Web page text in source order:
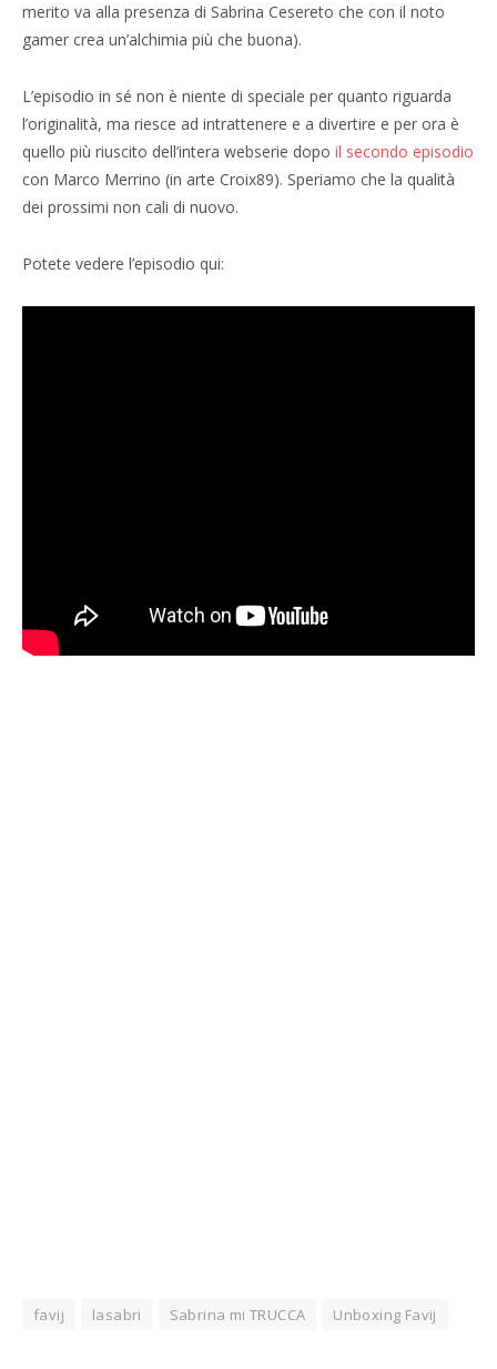
merito va alla presenza di Sabrina Cesereto che con il noto
gamer crea un’alchimia più che buona).
L’episodio in sé non è niente di speciale per quanto riguarda
l’originalità, ma riesce ad intrattenere e a divertire e per ora è
quello più riuscito dell’intera webserie dopo il secondo episodio
con Marco Merrino (in arte Croix89). Speriamo che la qualità
dei prossimi non cali di nuovo.
Potete vedere l’episodio qui:
favij lasabri Sabrina mi TRUCCA Unboxing Favij